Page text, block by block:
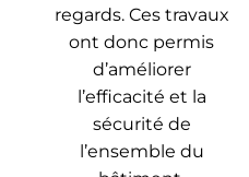
regards. Ces travaux
ont donc permis
d’améliorer
l’efficacité et la
sécurité de
l’ensemble du